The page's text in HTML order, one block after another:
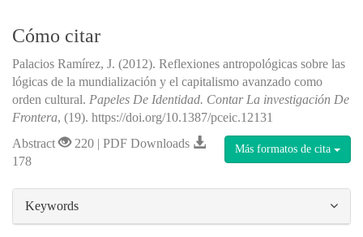
Cómo citar
Palacios Ramírez, J. (2012). Reflexiones antropológicas sobre las
lógicas de la mundialización y el capitalismo avanzado como
orden cultural. Papeles De Identidad. Contar La investigación De
Frontera, (19). https://doi.org/10.1387/pceic.12131
Más formatos de cita
Abstract
220 | PDF Downloads
178
Keywords